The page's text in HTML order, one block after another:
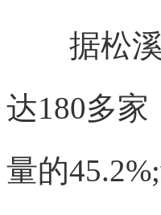
据松溪
达180多家
量的